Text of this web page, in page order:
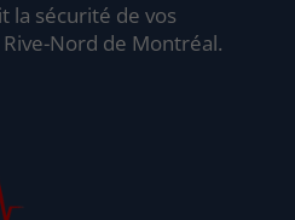
la sécurité de vos
Nord de Montréal.